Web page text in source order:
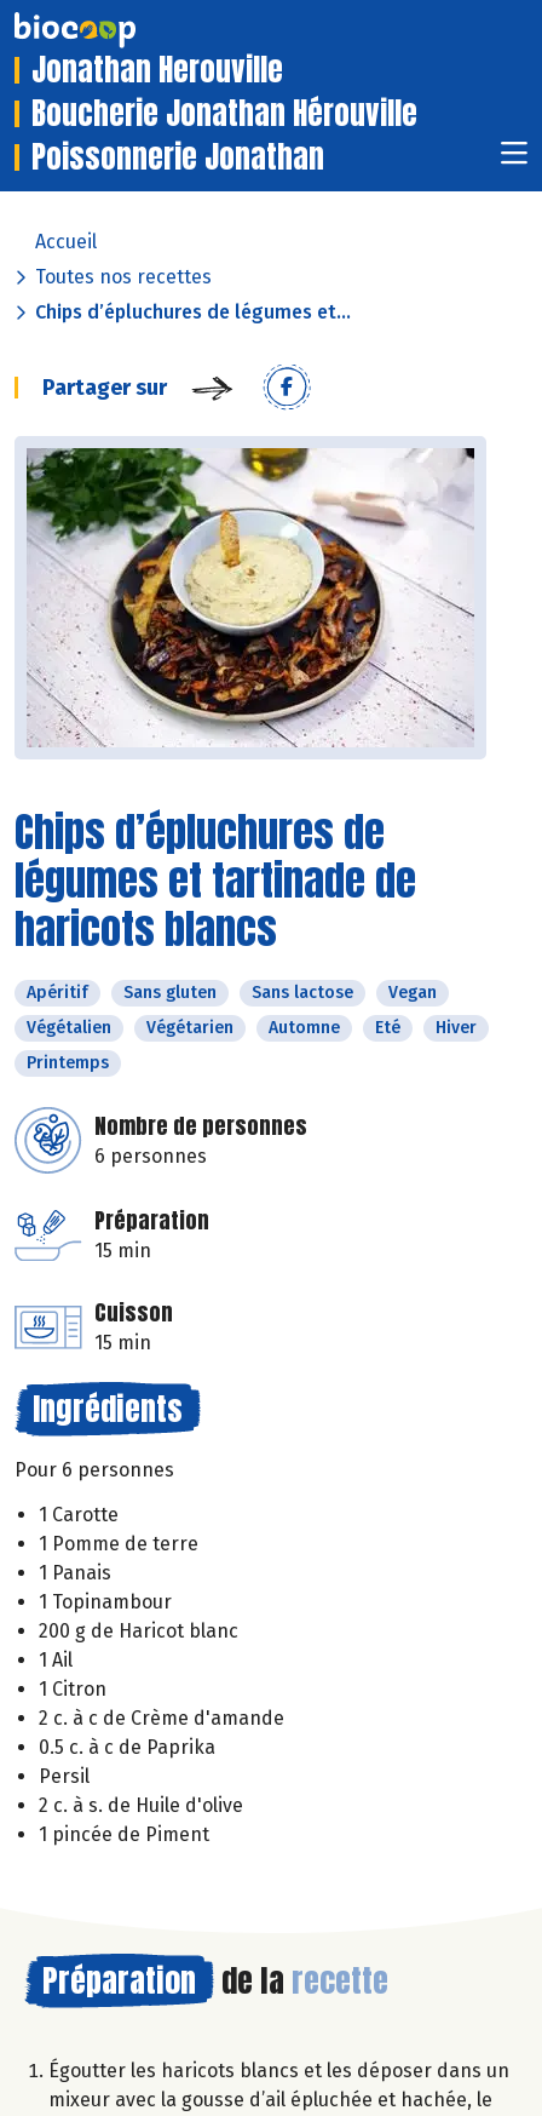
Jonathan Herouville
Boucherie Jonathan Hérouville
Poissonnerie Jonathan
Accueil
Toutes nos recettes
Chips d’épluchures de légumes et...
Partager sur
Chips d’épluchures de
légumes et tartinade de
haricots blancs
Apéritif Sans gluten Sans lactose
Vegan
Végétalien
Végétarien Automne Eté
Hiver
Printemps
Nombre de personnes
6 personnes
Préparation
15 min
Cuisson
15 min
Ingrédients
Pour 6 personnes
1 Carotte
1 Pomme de terre
1 Panais
1 Topinambour
200 g de Haricot blanc
1 Ail
1 Citron
2 c. à c de Crème d'amande
0.5 c. à c de Paprika
Persil
2 c. à s. de Huile d'olive
1 pincée de Piment
Préparation de la recette
Égoutter les haricots blancs et les déposer dans un
mixeur avec la gousse d’ail épluchée et hachée, le